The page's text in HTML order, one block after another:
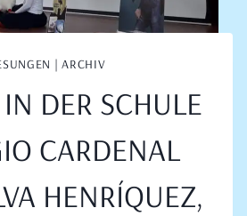
| ARCHIV
DER SCHULE
CARDENAL
HENRÍQUEZ,